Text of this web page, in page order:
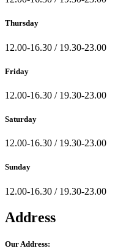
Thursday
12.00-16.30 / 19.30-23.00
Friday
12.00-16.30 / 19.30-23.00
Saturday
12.00-16.30 / 19.30-23.00
Sunday
12.00-16.30 / 19.30-23.00
Address
Our Address: